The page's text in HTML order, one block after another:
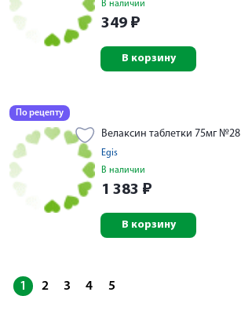
В наличии
349 ₽
В корзину
По рецепту
Велаксин таблетки 75мг №28
Egis
В наличии
1 383 ₽
В корзину
1 2 3 4 5